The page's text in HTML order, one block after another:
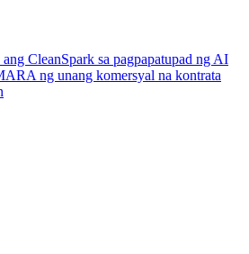
CleanSpark sa pagpapatupad ng AI
ng unang komersyal na kontrata